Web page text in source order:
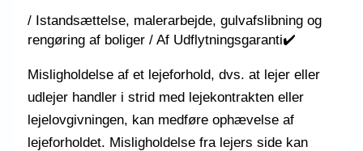
/ Istandsættelse, malerarbejde, gulvafslibning og
rengøring af boliger / Af Udflytningsgaranti✔️
Misligholdelse af et lejeforhold, dvs. at lejer eller
udlejer handler i strid med lejekontrakten eller
lejelovgivningen, kan medføre ophævelse af
lejeforholdet. Misligholdelse fra lejers side kan